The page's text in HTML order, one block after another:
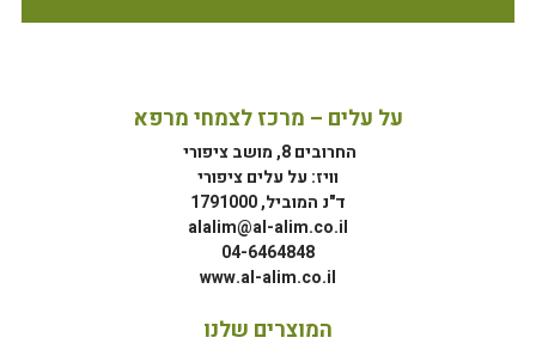
על עלים – מרכז לצמחי מרפא
החרובים 8, מושב ציפורי
וויז: על עלים ציפורי
ד"נ המוביל, 1791000
alalim@al-alim.co.il
04-6464848
www.al-alim.co.il
המוצרים שלנו